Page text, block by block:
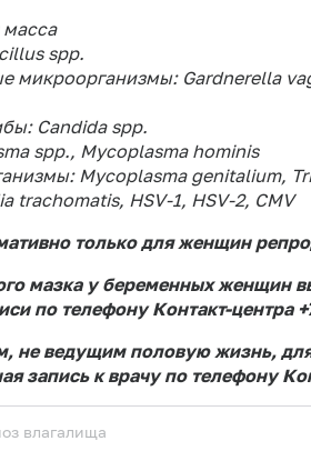
spp.
микроорганизмы: Gardnerella
Candida spp.
spp., Mycoplasma hominis
Mycoplasma genitalium,
trachomatis, HSV-1, HSV-2, CMV
только для женщин
мазка у беременных женщин
по телефону Контакт-центра
не ведущим половую жизнь, для
запись к врачу по телефону
влагалища